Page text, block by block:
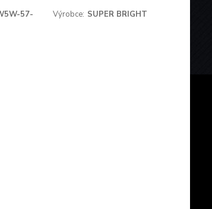
57-
Výrobce: SUPER BRIGHT